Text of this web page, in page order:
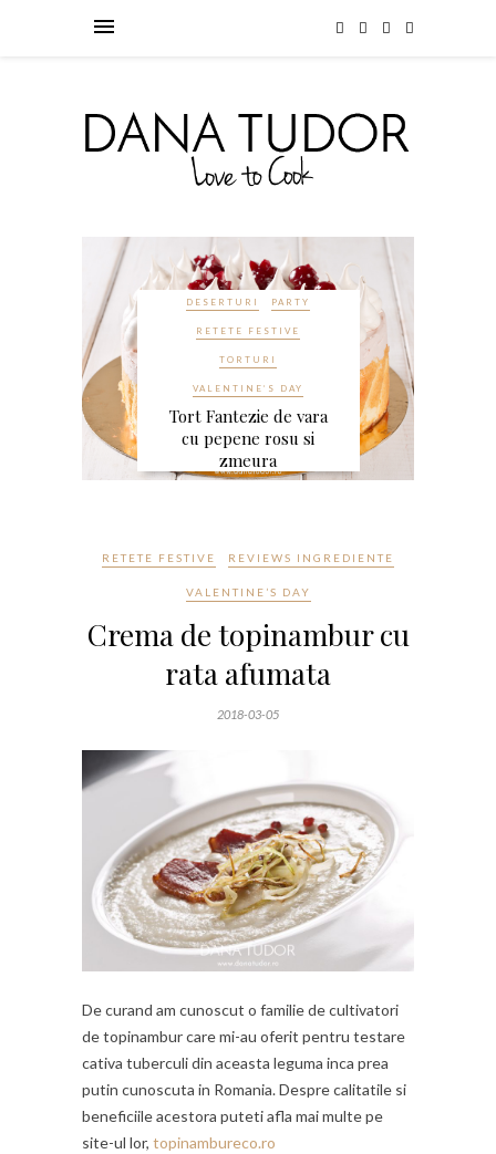
DESERTURI PARTY
RETETE FESTIVE
TORTURI
VALENTINE’S DAY
Tort Fantezie de vara
cu pepene rosu si
zmeura
RETETE FESTIVE REVIEWS INGREDIENTE
VALENTINE’S DAY
Crema de topinambur cu
rata afumata
2018-03-05
De curand am cunoscut o familie de cultivatori
de topinambur care mi-au oferit pentru testare
cativa tuberculi din aceasta leguma inca prea
putin cunoscuta in Romania. Despre calitatile si
beneficiile acestora puteti afla mai multe pe
site-ul lor, topinambureco.ro